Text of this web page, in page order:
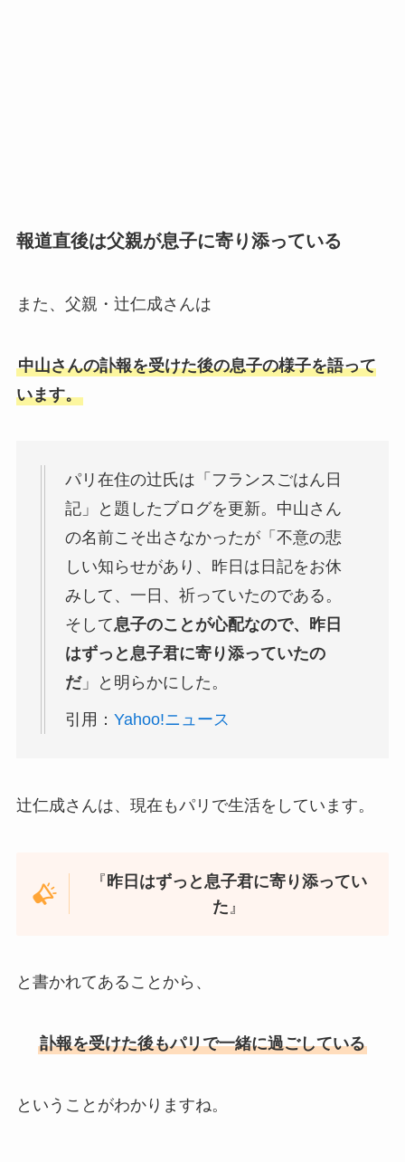
報道直後は父親が息子に寄り添っている
また、父親・辻仁成さんは
中山さんの訃報を受けた後の息子の様子を語って
います。
パリ在住の辻氏は「フランスごはん日
記」と題したブログを更新。中山さん
の名前こそ出さなかったが「不意の悲
しい知らせがあり、昨日は日記をお休
みして、一日、祈っていたのである。
そして息子のことが心配なので、昨日
はずっと息子君に寄り添っていたの
だ」と明らかにした。
引用： Yahoo!ニュース
辻仁成さんは、現在もパリで生活をしています。
『 昨日はずっと息子君に寄り添ってい
た 』
と書かれてあることから、
訃報を受けた後もパリで一緒に過ごしている
ということがわかりますね。